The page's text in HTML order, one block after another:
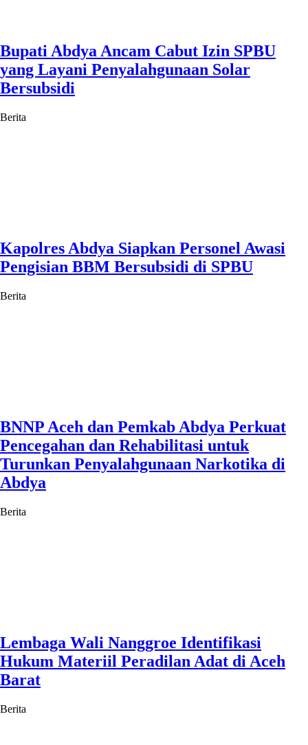
Bupati Abdya Ancam Cabut Izin SPBU
yang Layani Penyalahgunaan Solar
Bersubsidi
Berita
Kapolres Abdya Siapkan Personel Awasi
Pengisian BBM Bersubsidi di SPBU
Berita
BNNP Aceh dan Pemkab Abdya Perkuat
Pencegahan dan Rehabilitasi untuk
Turunkan Penyalahgunaan Narkotika di
Abdya
Berita
Lembaga Wali Nanggroe Identifikasi
Hukum Materiil Peradilan Adat di Aceh
Barat
Berita